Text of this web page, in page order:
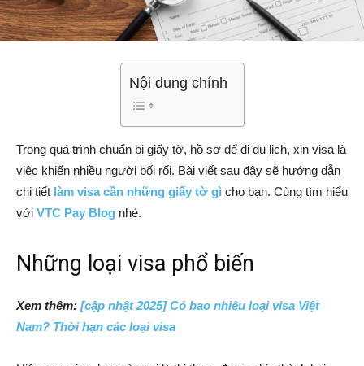
Nội dung chính
Trong quá trình chuẩn bị giấy tờ, hồ sơ để đi du lịch, xin visa là
việc khiến nhiều người bối rối. Bài viết sau đây sẽ hướng dẫn
chi tiết làm visa cần những giấy tờ gì cho bạn. Cùng tìm hiểu
với VTC Pay Blog nhé.
Những loại visa phổ biến
Xem thêm: [cập nhật 2025] Có bao nhiêu loại visa Việt
Nam? Thời hạn các loại visa